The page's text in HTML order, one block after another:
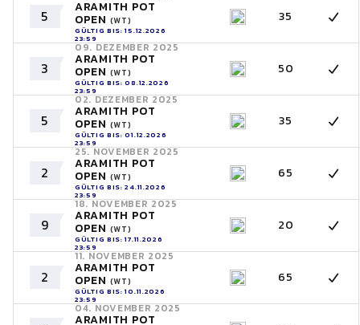
5 ARAMITH POT
OPEN (WT)
GÜLTIG BIS: 15.12.2026
23:59
35
3
09. DEZEMBER 2025
ARAMITH POT
OPEN (WT)
GÜLTIG BIS: 08.12.2026
23:59
50
5
02. DEZEMBER 2025
ARAMITH POT
OPEN (WT)
GÜLTIG BIS: 01.12.2026
23:59
35
2
25. NOVEMBER 2025
ARAMITH POT
OPEN (WT)
GÜLTIG BIS: 24.11.2026
23:59
65
9
18. NOVEMBER 2025
ARAMITH POT
OPEN (WT)
GÜLTIG BIS: 17.11.2026
23:59
20
2
11. NOVEMBER 2025
ARAMITH POT
OPEN (WT)
GÜLTIG BIS: 10.11.2026
23:59
65
04. NOVEMBER 2025
ARAMITH POT